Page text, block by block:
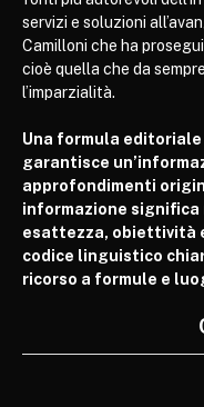
servizi e soluzioni
Camilloni che ha
cioè quella che da
l’imparzialità.
Una formula
garantisce
approfondimenti
informazione
esattezza, obiettività
codice linguistico
ricorso a formule e